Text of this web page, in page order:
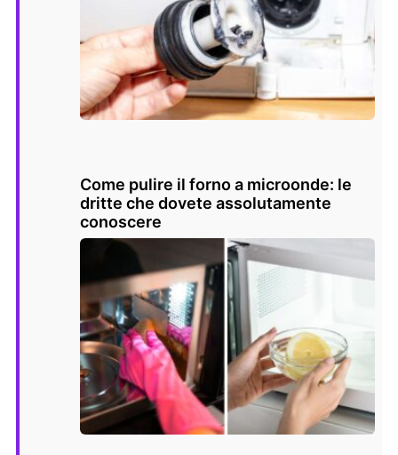
Come pulire il forno a microonde: le
dritte che dovete assolutamente
conoscere